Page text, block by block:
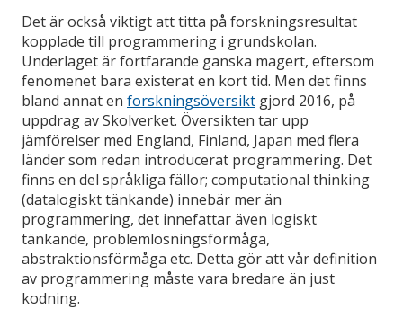
Det är också viktigt att titta på forskningsresultat
kopplade till programmering i grundskolan.
Underlaget är fortfarande ganska magert, eftersom
fenomenet bara existerat en kort tid. Men det finns
bland annat en forskningsöversikt gjord 2016, på
uppdrag av Skolverket. Översikten tar upp
jämförelser med England, Finland, Japan med flera
länder som redan introducerat programmering. Det
finns en del språkliga fällor; computational thinking
(datalogiskt tänkande) innebär mer än
programmering, det innefattar även logiskt
tänkande, problemlösningsförmåga,
abstraktionsförmåga etc. Detta gör att vår definition
av programmering måste vara bredare än just
kodning.